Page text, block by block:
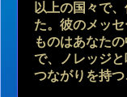
以上の国々で
た。彼のメッ
ものはあなた
で、ノレッジ
つながりを持つ